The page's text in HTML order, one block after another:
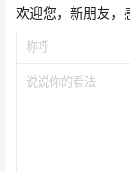
欢迎您，新朋友，